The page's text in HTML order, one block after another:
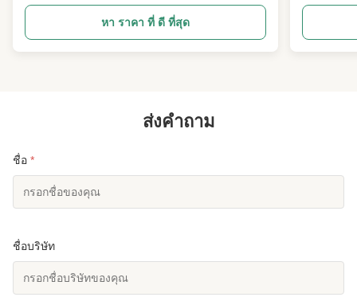
เกรดสูงที่พัฒนาขึ้นเป็นพิเศษสำหรับสถานการณ์ที่
ต้องการความนุ่มเป็นพิเศษ การหลุดลุ่ยต่ำ และการดูด
หา ราคา ที่ ดี ที่สุด
สายใยพอลิ
ส่งคำถาม
ชื่อ *
ชื่อบริษัท